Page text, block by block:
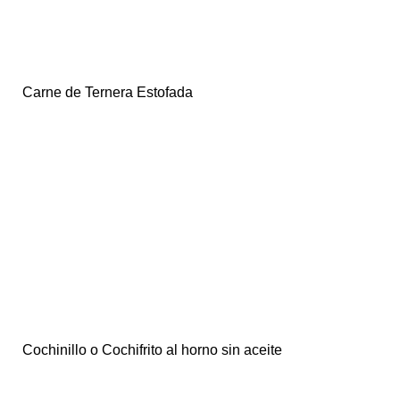
Carne de Ternera Estofada
Cochinillo o Cochifrito al horno sin aceite